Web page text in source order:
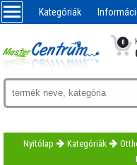
Kategóriák
0
Nyitólap Kategóriák